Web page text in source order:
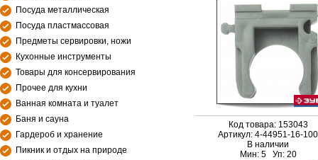
Посуда металлическая
Посуда пластмассовая
Предметы сервировки, ножи
Кухонные инструменты
Товары для консервирования
Прочее для кухни
Ванная комната и туалет
Баня и сауна
Гардероб и хранение
Пикник и отдых на природе
Код товара: 153043
Артикул: 4-44951-16-100
В наличии
Мин: 5 Уп: 20